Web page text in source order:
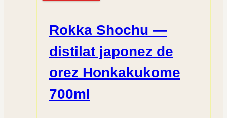
Rokka Shochu —
distilat japonez de
orez Honkakukome
700ml